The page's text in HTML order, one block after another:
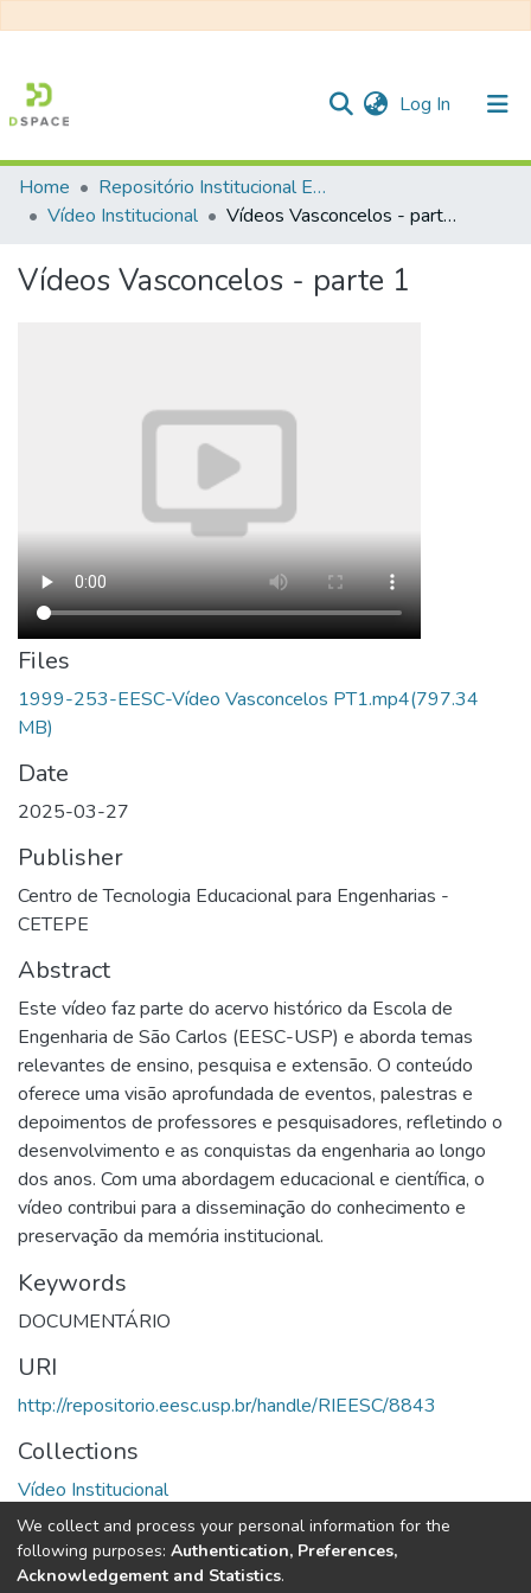
Log In (current)
Communities & Collections
Statistics
Home
Repositório Institucional EESC
Vídeo Institucional
Vídeos Vasconcelos - parte 1
Vídeos Vasconcelos - parte 1
Files
1999-253-EESC-Vídeo Vasconcelos PT1.mp4(797.34
MB)
Date
2025-03-27
Publisher
Centro de Tecnologia Educacional para Engenharias -
CETEPE
Abstract
Este vídeo faz parte do acervo histórico da Escola de
Engenharia de São Carlos (EESC-USP) e aborda temas
relevantes de ensino, pesquisa e extensão. O conteúdo
oferece uma visão aprofundada de eventos, palestras e
depoimentos de professores e pesquisadores, refletindo o
desenvolvimento e as conquistas da engenharia ao longo
dos anos. Com uma abordagem educacional e científica, o
vídeo contribui para a disseminação do conhecimento e
preservação da memória institucional.
Keywords
DOCUMENTÁRIO
URI
http://repositorio.eesc.usp.br/handle/RIEESC/8843
Collections
Vídeo Institucional
Full item page
We collect and process your personal information for the
following purposes: Authentication, Preferences,
Acknowledgement and Statistics.